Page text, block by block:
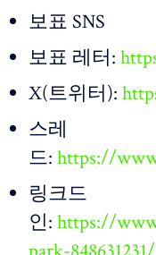
보표 SNS
보표 레터:
X(트위터):
스레
드: https://
링크드
인: https://